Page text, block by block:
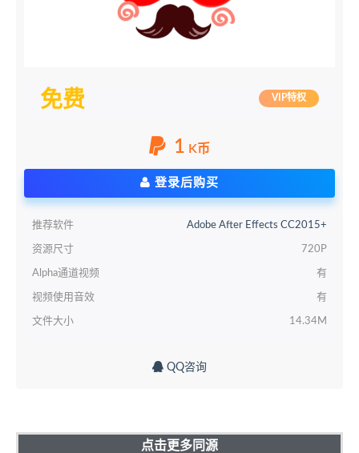
免费 VIP特权
1 K币
登录后购买
推荐软件 Adobe After Effects CC2015+
资源尺寸 720P
Alpha通道视频 有
视频使用音效 有
文件大小 14.34M
QQ咨询
点击更多同源